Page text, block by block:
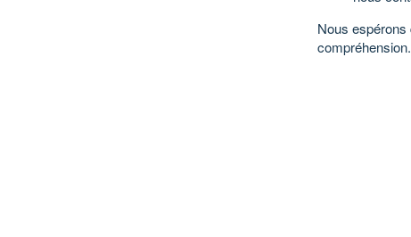
Nous
compréhension.